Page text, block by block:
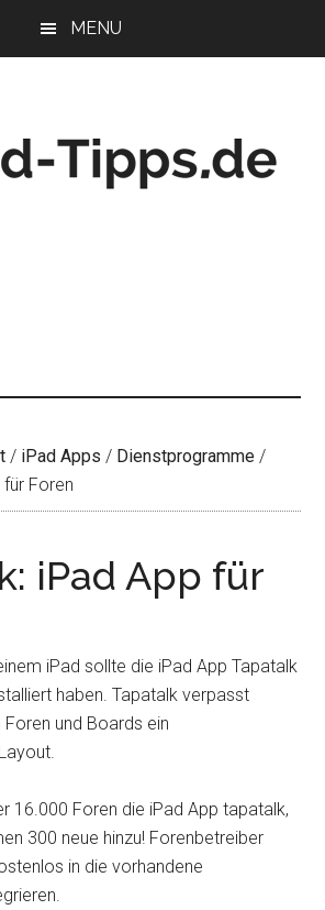
MENU
/ iPad Apps / Dienstprogramme /
Foren
iPad App für
iPad sollte die iPad App Tapatalk
haben. Tapatalk verpasst
und Boards ein
16.000 Foren die iPad App tapatalk,
300 neue hinzu! Forenbetreiber
in die vorhandene